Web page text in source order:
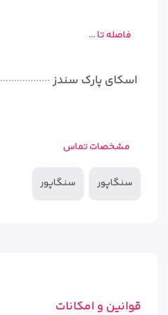
فاصله تا ...
اسکای پارک سندز
مشخصات تماس
سنگاپور سنگاپور
قوانین و امکانات